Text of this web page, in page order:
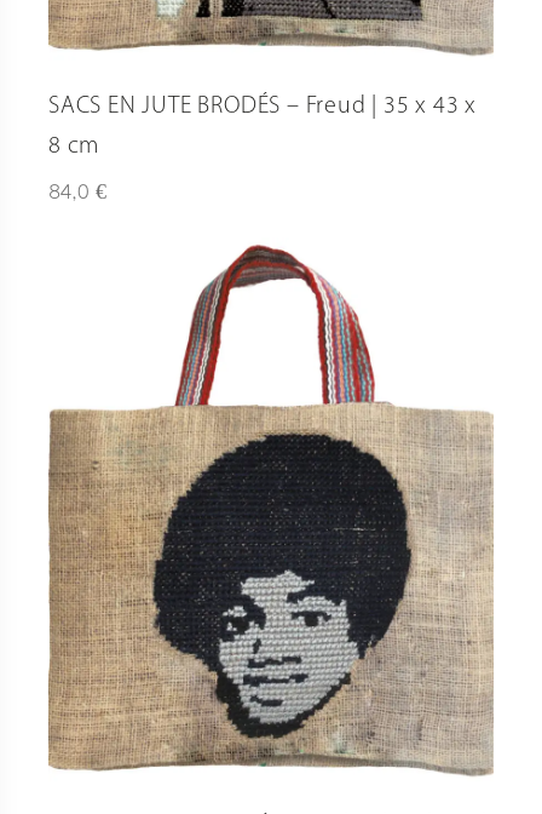
SACS EN JUTE BRODÉS – Freud | 35 x 43 x
8 cm
84,0 €